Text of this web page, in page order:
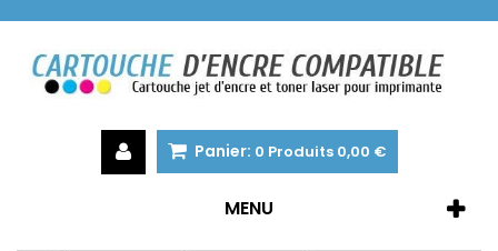
Panier: 0 Produits 0,00 €
MENU